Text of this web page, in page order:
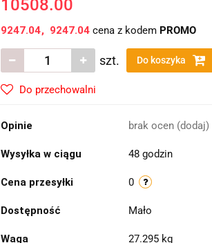
10508.00
9247.04 9247.04cena z kodem PROMO
szt. Do koszyka
Do przechowalni
Opinie brak ocen (dodaj)
Wysyłka w ciągu 48 godzin
Cena przesyłki 0
Dostępność Mało
Waga 27.295 kg